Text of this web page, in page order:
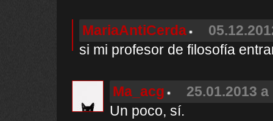
MariaAntiCerda
si mi profesor de filosofía
Ma_acg
25.01.2013
Un poco, sí.